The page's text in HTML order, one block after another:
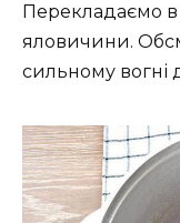
Перекладаємо в
яловичини.
сильному вогні